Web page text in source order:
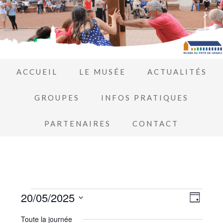
ACCUEIL LE MUSÉE ACTUALITÉS
GROUPES INFOS PRATIQUES
PARTENAIRES CONTACT
par
JOUR
20/05/2025
Toute la journée